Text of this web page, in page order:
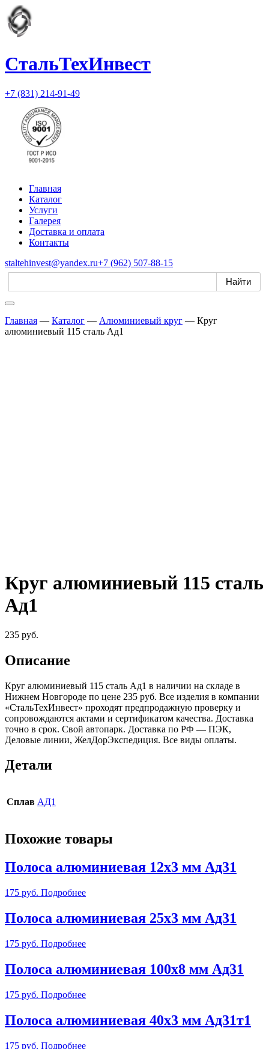
СтальТехИнвест
+7 (831) 214-91-49
Главная
Каталог
Услуги
Галерея
Доставка и оплата
Контакты
staltehinvest@yandex.ru+7 (962) 507-88-15
Главная — Каталог — Алюминиевый круг — Круг
алюминиевый 115 сталь Ад1
Круг алюминиевый 115 сталь
Ад1
235 руб.
Описание
Круг алюминиевый 115 сталь Ад1 в наличии на складе в
Нижнем Новгороде по цене 235 руб. Все изделия в компании
«СтальТехИнвест» проходят предпродажную проверку и
сопровождаются актами и сертификатом качества. Доставка
точно в срок. Свой автопарк. Доставка по РФ — ПЭК,
Деловые линии, ЖелДорЭкспедиция. Все виды оплаты.
Детали
Сплав АД1
Похожие товары
Полоса алюминиевая 12х3 мм Ад31
175 руб. Подробнее
Полоса алюминиевая 25х3 мм Ад31
175 руб. Подробнее
Полоса алюминиевая 100х8 мм Ад31
175 руб. Подробнее
Полоса алюминиевая 40х3 мм Ад31т1
175 руб. Подробнее